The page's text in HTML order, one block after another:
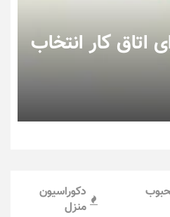
به هنگام چیدمان
+ تصویر
دکوراسیون
منزل